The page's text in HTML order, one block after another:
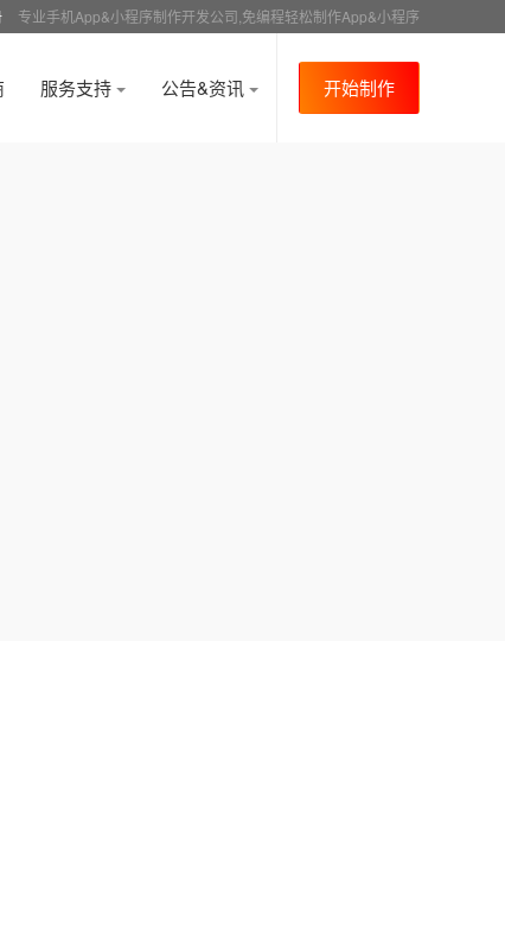
专业手机App&小程序制作开发公司,免编程轻松制作App&小程序
服务支持 公告&资讯 开始制作